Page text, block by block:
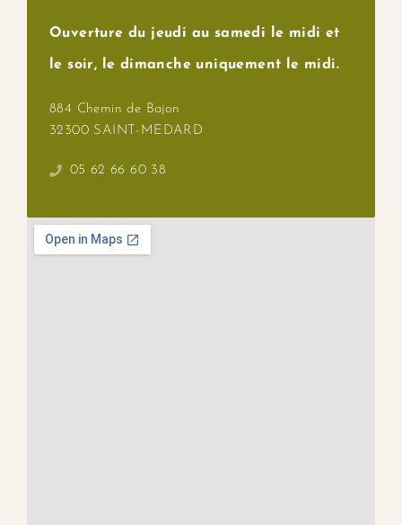
Ouverture du jeudi au samedi le midi et
le soir, le dimanche uniquement le midi.
884 Chemin de Bajon
32300 SAINT-MEDARD
05 62 66 60 38